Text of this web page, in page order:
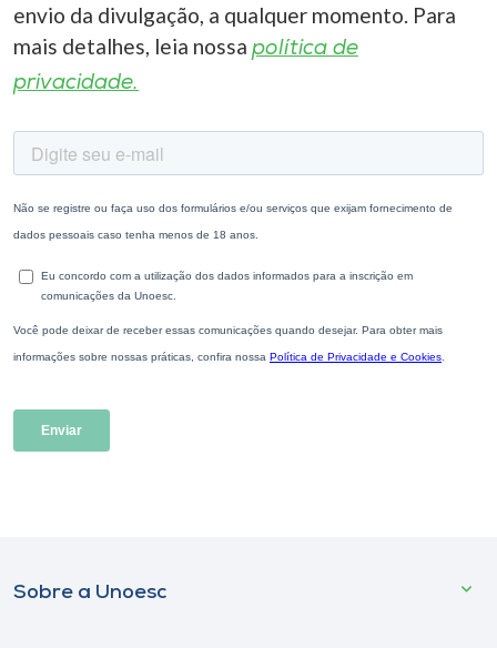
envio da divulgação, a qualquer momento. Para
mais detalhes, leia nossa política de
privacidade.
Sobre a Unoesc